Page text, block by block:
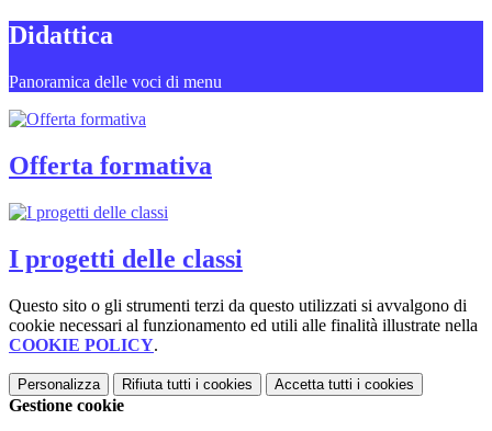
Didattica
Panoramica delle voci di menu
Offerta formativa
I progetti delle classi
Questo sito o gli strumenti terzi da questo utilizzati si avvalgono di
cookie necessari al funzionamento ed utili alle finalità illustrate nella
COOKIE POLICY.
Personalizza Rifiuta tutti i cookies Accetta tutti i cookies
Gestione cookie